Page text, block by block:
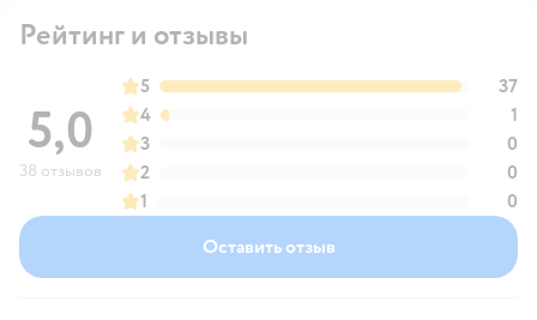
Рейтинг и отзывы
5,0
38 отзывов
5
37
4
1
3
0
2
0
1
0
Оставить отзыв